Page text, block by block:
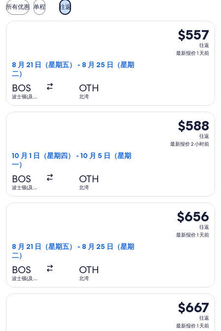
所有优惠 单程 往返
$557
往
返,
1
前
$557
往返
最新报价 1 天前
8 月 21 日（星期五） - 8 月 25 日（星期
二）
BOS
波士顿(及邻
OTH
北湾
选择联合航空航班，8 月 21 日（星期五）从波士顿(及邻近
$588
往
返,
2
时
前
$588
往返
最新报价 2 小时前
10 月 1 日（星期四） - 10 月 5 日（星期
一）
BOS
波士顿(及邻
OTH
北湾
选择联合航空航班，10 月 1 日（星期四）从波士顿(及邻近
$656
往
返,
1
前
$656
往返
最新报价 1 天前
8 月 21 日（星期五） - 8 月 25 日（星期
二）
BOS
波士顿(及邻
OTH
北湾
选择联合航空航班，8 月 21 日（星期五）从波士顿(及邻近
$667
往
返,
$667
往返
最新报价 1 天前
选择联合航空航班，8 月 21 日（星期五）从波士顿(及邻近